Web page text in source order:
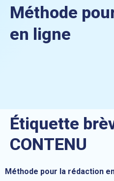
Méthode
en ligne
Étiquette
CONTENU
Méthode pour la rédaction